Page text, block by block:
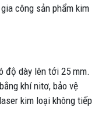
công sản phẩm kim
độ dày lên tới 25 mm.
khí nitơ, bảo vệ
kim loại không tiếp